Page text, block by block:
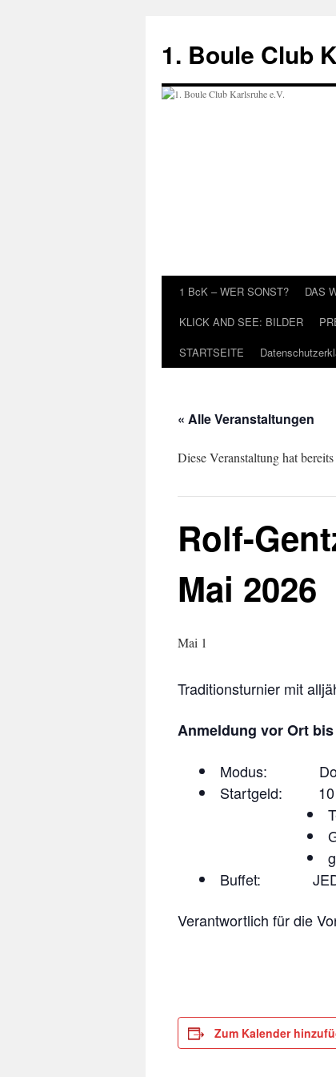
springen
1. Boule Club
1 BcK – WER SONST? DAS
KLICK AND SEE: BILDER
STARTSEITE
« Alle Veranstaltungen
Diese Veranstaltung hat
Rolf-
Mai 2026
Mai 1
Traditionsturnier mit
Anmeldung vor Ort
Modus:
Startgeld: 10
Buffet:
Verantwortlich für die
Zum Kalender